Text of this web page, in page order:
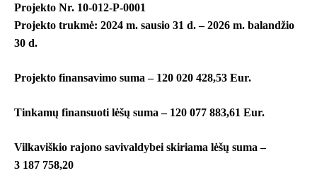
Projekto Nr. 10-012-P-0001
Projekto trukmė: 2024 m. sausio 31 d. – 2026 m. balandžio
30 d.
Projekto finansavimo suma – 120 020 428,53 Eur.
Tinkamų finansuoti lėšų suma – 120 077 883,61 Eur.
Vilkaviškio rajono savivaldybei skiriama lėšų suma –
3 187 758,20